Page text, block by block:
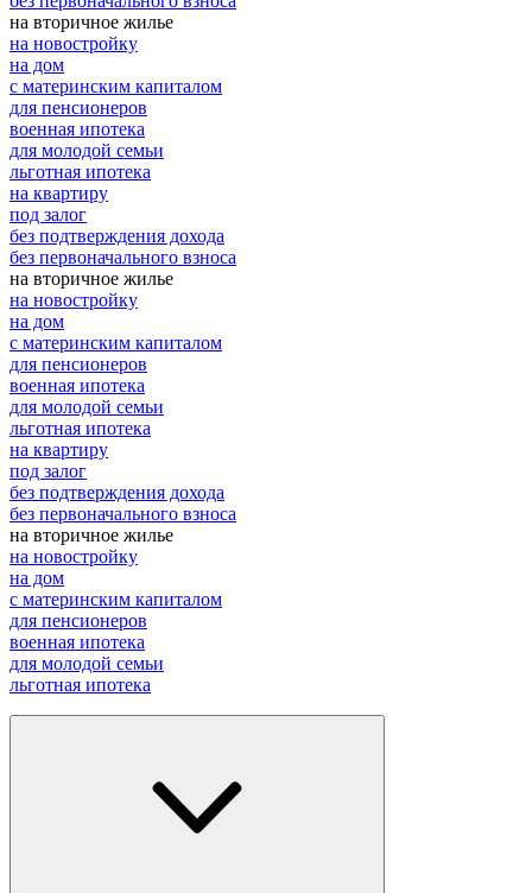
на вторичное жилье
на новостройку
на дом
с материнским капиталом
для пенсионеров
военная ипотека
для молодой семьи
льготная ипотека
на квартиру
под залог
без подтверждения дохода
без первоначального взноса
на вторичное жилье
на новостройку
на дом
с материнским капиталом
для пенсионеров
военная ипотека
для молодой семьи
льготная ипотека
на квартиру
под залог
без подтверждения дохода
без первоначального взноса
на вторичное жилье
на новостройку
на дом
с материнским капиталом
для пенсионеров
военная ипотека
для молодой семьи
льготная ипотека